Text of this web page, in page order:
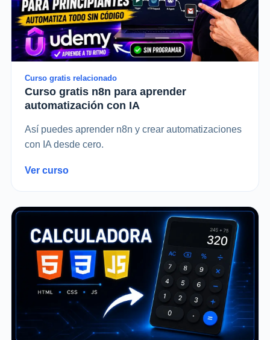
Curso gratis relacionado
Curso gratis n8n para aprender
automatización con IA
Así puedes aprender n8n y crear automatizaciones
con IA desde cero.
Ver curso